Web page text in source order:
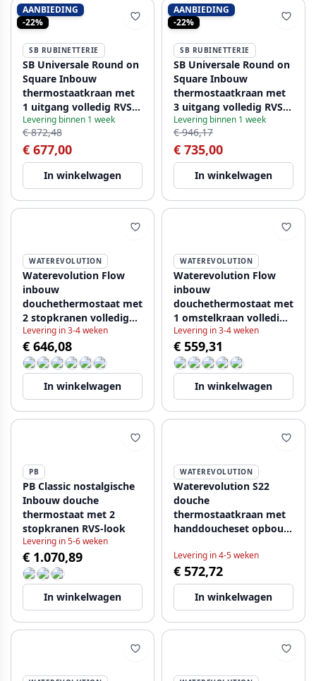
AANBIEDING
-22%
SB RUBINETTERIE
SB Universale Round on
Square Inbouw
thermostaatkraan met
1 uitgang volledig RVS
316 1208955194
Levering binnen 1 week
€ 872,48
€ 677,00
In winkelwagen
AANBIEDING
-22%
SB RUBINETTERIE
SB Universale Round on
Square Inbouw
thermostaatkraan met
3 uitgang volledig RVS
316 1208955196
Levering binnen 1 week
€ 946,17
€ 735,00
In winkelwagen
WATEREVOLUTION
Waterevolution Flow
inbouw
douchethermostaat met
2 stopkranen volledig
RVS 1208916472
Levering in 3-4 weken
€ 646,08
In winkelwagen
WATEREVOLUTION
Waterevolution Flow
inbouw
douchethermostaat met
1 omstelkraan volledig
RVS 1208920976
Levering in 3-4 weken
€ 559,31
In winkelwagen
PB
PB Classic nostalgische
Inbouw douche
thermostaat met 2
stopkranen RVS-look
Levering in 5-6 weken
€ 1.070,89
In winkelwagen
WATEREVOLUTION
Waterevolution S22
douche
thermostaatkraan met
handdoucheset opbouw
Levering in 4-5 weken
€ 572,72
In winkelwagen